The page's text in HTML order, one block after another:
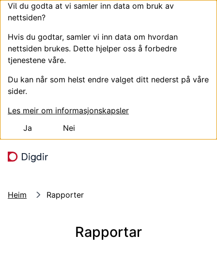
Vil du godta at vi samler inn data om bruk av
nettsiden?
Hvis du godtar, samler vi inn data om hvordan
nettsiden brukes. Dette hjelper oss å forbedre
tjenestene våre.
Du kan når som helst endre valget ditt nederst på våre
sider.
Les meir om informasjonskapsler
Ja
Nei
Heim Rapporter
Rapportar